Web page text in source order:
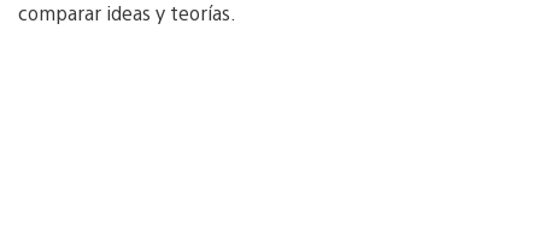
comparar ideas y teorías.